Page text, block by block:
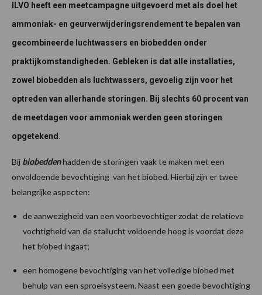
ILVO heeft een meetcampagne uitgevoerd met als doel het
ammoniak- en geurverwijderingsrendement te bepalen van
gecombineerde luchtwassers en biobedden onder
praktijkomstandigheden. Gebleken is dat alle installaties,
zowel biobedden als luchtwassers, gevoelig zijn voor het
optreden van allerhande storingen. Bij slechts 60 procent van
de meetdagen voor ammoniak werden geen storingen
opgetekend.
Bij biobeddenhadden de storingen vaak te maken met een
onvoldoende bevochtiging van het biobed. Hierbij zijn er twee
belangrijke aspecten:
de aanwezigheid van een voorbevochtiger zodat de relatieve
vochtigheid van de stallucht voldoende hoog is voordat deze
het biobed ingaat;
een homogene bevochtiging van het volledige biobed met
behulp van een sproeisysteem. Naast een goede bevochtiging